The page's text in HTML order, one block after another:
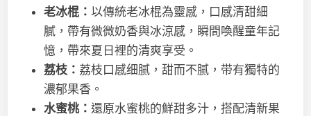
老冰棍：以傳統老冰棍為靈感，口感清甜細
膩，帶有微微奶香與冰涼感，瞬間喚醒童年記
憶，帶來夏日裡的清爽享受。
荔枝： 荔枝口感细腻，甜而不腻，带有獨特的
濃郁果香。
水蜜桃：還原水蜜桃的鮮甜多汁，搭配清新果